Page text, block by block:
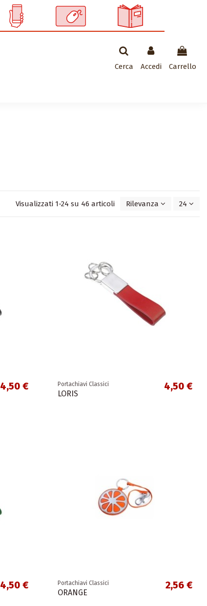
Cerca Accedi Carrello
Visualizzati 1-24 su 46 articoli Rilevanza 24
4,50 € Portachiavi Classici
LORIS
4,50 €
4,50 € Portachiavi Classici
ORANGE
2,56 €